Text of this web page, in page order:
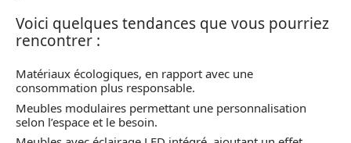
Voici quelques tendances que vous pourriez
rencontrer :
Matériaux écologiques, en rapport avec une
consommation plus responsable.
Meubles modulaires permettant une personnalisation
selon l’espace et le besoin.